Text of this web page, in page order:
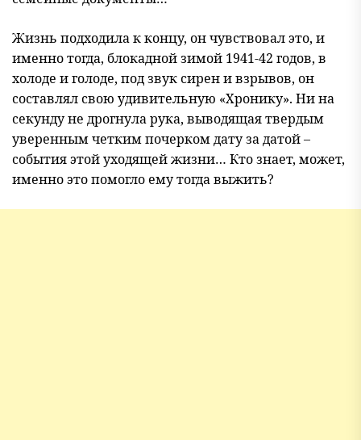
Жизнь подходила к концу, он чувствовал это, и
именно тогда, блокадной зимой 1941-42 годов, в
холоде и голоде, под звук сирен и взрывов, он
составлял свою удивительную «Хронику». Ни на
секунду не дрогнула рука, выводящая твердым
уверенным четким почерком дату за датой –
события этой уходящей жизни… Кто знает, может,
именно это помогло ему тогда выжить?